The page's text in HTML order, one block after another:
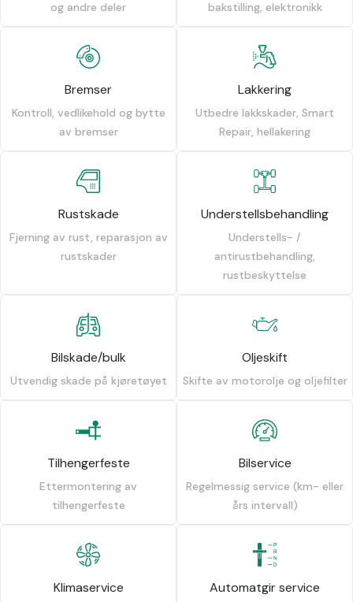
og andre deler
bakstilling, elektronikk
Bremser
Kontroll, vedlikehold og bytte
av bremser
Lakkering
Utbedre lakkskader, Smart
Repair, hellakering
Rustskade
Fjerning av rust, reparasjon av
rustskader
Understellsbehandling
Understells- /
antirustbehandling,
rustbeskyttelse
Bilskade/bulk
Utvendig skade på kjøretøyet
Oljeskift
Skifte av motorolje og oljefilter
Tilhengerfeste
Ettermontering av
tilhengerfeste
Bilservice
Regelmessig service (km- eller
års intervall)
Klimaservice Automatgir service